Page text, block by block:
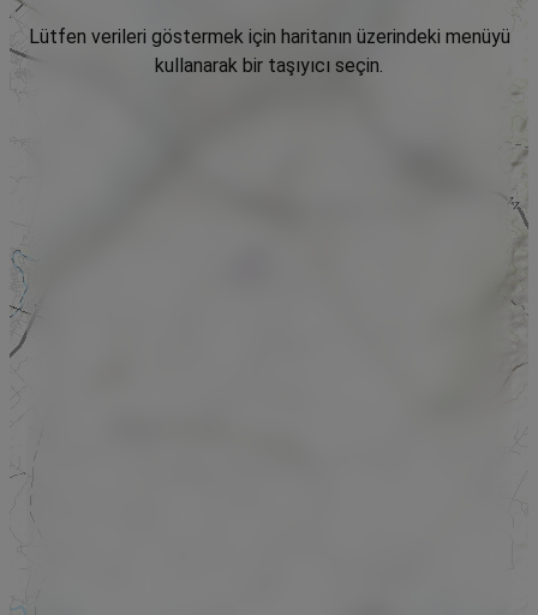
Lütfen verileri göstermek için haritanın üzerindeki menüyü
kullanarak bir taşıyıcı seçin.